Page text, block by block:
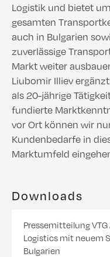
Logistik und bietet
gesamten
auch in Bulgarien
zuverlässige
Markt weiter
Liubomir Illiev
als 20-jährige
fundierte
vor Ort können wir
Kundenbedarfe in
Marktumfeld
Downloads
Pressemitteilung VTG
Logistics mit neuem
Bulgarien